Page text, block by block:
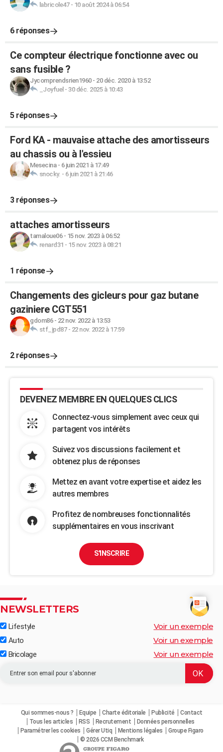
labricole47- 10 août 2024 à 06:54
6 réponses
Ce compteur électrique fonctionne avec ou
sans fusible ?
Jycomprendsrien1960- 20 déc. 2020 à 13:52
_Joyfuel - 30 déc. 2025 à 10:43
5 réponses
Ford KA - mauvaise attache des amortisseurs
au chassis ou à l'essieu
Mesecina- 6 juin 2021 à 17:49
snocky. - 6 juin 2021 à 21:46
3 réponses
attaches amortisseurs
tamaloue06- 15 nov. 2023 à 06:52
renard31 - 15 nov. 2023 à 08:21
1 réponse
Changements des gicleurs pour gaz butane
gaziniere CGT551
gdom86- 22 nov. 2022 à 13:53
stf_jpd87- 22 nov. 2022 à 17:59
2 réponses
DEVENEZ MEMBRE EN QUELQUES CLICS
Connectez-vous simplement avec ceux qui
partagent vos intérêts
Suivez vos discussions facilement et
obtenez plus de réponses
Mettez en avant votre expertise et aidez les
autres membres
Profitez de nombreuses fonctionnalités
supplémentaires en vous inscrivant
S'INSCRIRE
NEWSLETTERS
Lifestyle Voir un exemple
Auto Voir un exemple
Bricolage Voir un exemple
Qui sommes-nous ? Equipe Charte éditoriale Publicité
Contact
Tous les articles
RSS Recrutement
Données personnelles
Paramétrer les cookies
Gérer Utiq Mentions légales
Groupe Figaro
© 2026 CCM Benchmark